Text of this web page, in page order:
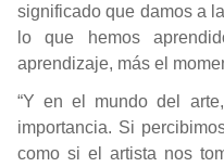
significado que damos a
lo que hemos
aprendizaje, más el
“Y en el mundo del
importancia. Si
como si el artista nos